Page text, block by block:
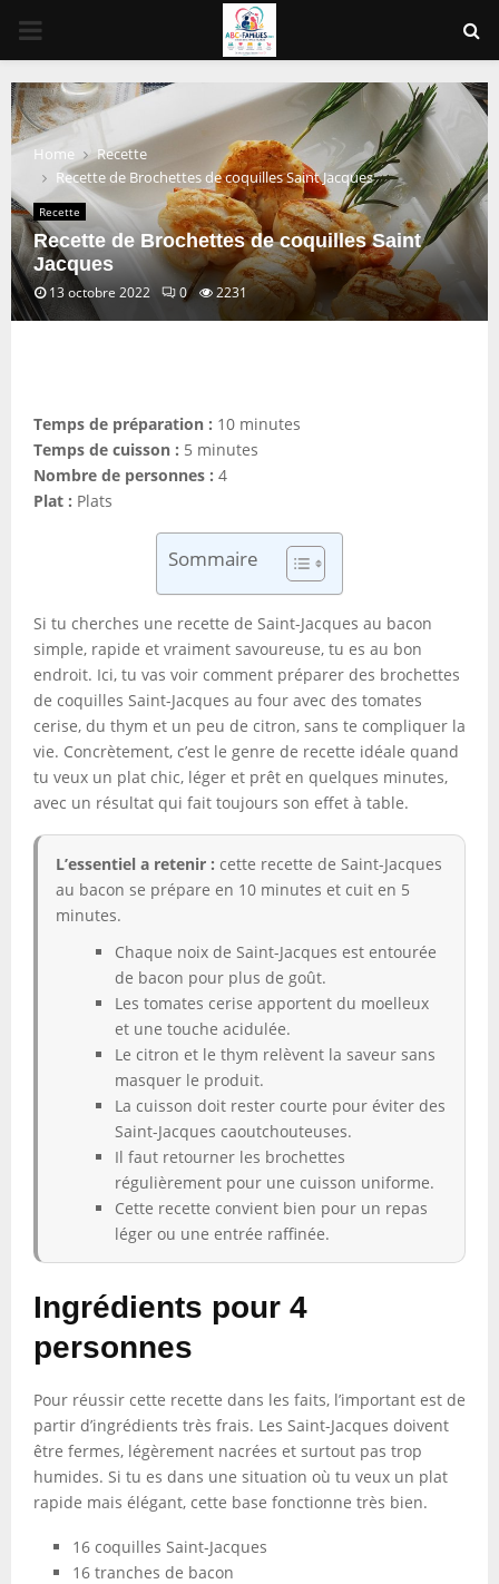
PRIMARY
MENU
Home
Recette
Recette de Brochettes de coquilles Saint Jacques
Recette
Recette de Brochettes de coquilles Saint
Jacques
13 octobre 2022 0 2231
Temps de préparation : 10 minutes
Temps de cuisson : 5 minutes
Nombre de personnes : 4
Plat : Plats
Sommaire
Si tu cherches une recette de Saint-Jacques au bacon
simple, rapide et vraiment savoureuse, tu es au bon
endroit. Ici, tu vas voir comment préparer des brochettes
de coquilles Saint-Jacques au four avec des tomates
cerise, du thym et un peu de citron, sans te compliquer la
vie. Concrètement, c’est le genre de recette idéale quand
tu veux un plat chic, léger et prêt en quelques minutes,
avec un résultat qui fait toujours son effet à table.
L’essentiel a retenir : cette recette de Saint-Jacques
au bacon se prépare en 10 minutes et cuit en 5
minutes.
Chaque noix de Saint-Jacques est entourée
de bacon pour plus de goût.
Les tomates cerise apportent du moelleux
et une touche acidulée.
Le citron et le thym relèvent la saveur sans
masquer le produit.
La cuisson doit rester courte pour éviter des
Saint-Jacques caoutchouteuses.
Il faut retourner les brochettes
régulièrement pour une cuisson uniforme.
Cette recette convient bien pour un repas
léger ou une entrée raffinée.
Ingrédients pour 4
personnes
Pour réussir cette recette dans les faits, l’important est de
partir d’ingrédients très frais. Les Saint-Jacques doivent
être fermes, légèrement nacrées et surtout pas trop
humides. Si tu es dans une situation où tu veux un plat
rapide mais élégant, cette base fonctionne très bien.
16 coquilles Saint-Jacques
16 tranches de bacon